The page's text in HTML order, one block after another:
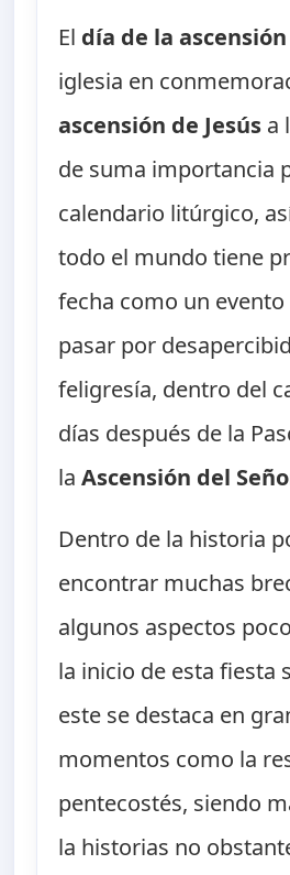
El día de la ascensión
iglesia en
ascensión de Jesús a
de suma importancia
calendario litúrgico,
todo el mundo tiene
fecha como un
pasar por
feligresía, dentro del
días después de la
laAscensión del
Dentro de la historia
encontrar muchas
algunos aspectos
la inicio de esta fiesta
este se destaca en
momentos como la
pentecostés, siendo
la historias no